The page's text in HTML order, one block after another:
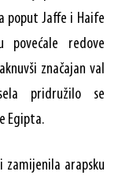
poput Jaffe i Haife
povećale redove
značajan val
pridružilo se
Egipta.
zamijenila arapsku